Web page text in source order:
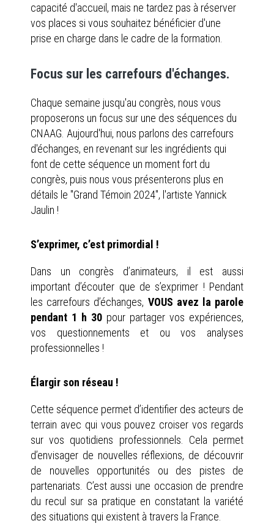
capacité d'accueil, mais ne tardez pas à réserver
vos places si vous souhaitez bénéficier d'une
prise en charge dans le cadre de la formation.
Focus sur les carrefours d'échanges.
Chaque semaine jusqu'au congrès, nous vous
proposerons un focus sur une des séquences du
CNAAG. Aujourd'hui, nous parlons des carrefours
d'échanges, en revenant sur les ingrédients qui
font de cette séquence un moment fort du
congrès, puis nous vous présenterons plus en
détails le "Grand Témoin 2024", l'artiste Yannick
Jaulin !
S’exprimer, c’est primordial !
Dans un congrès d’animateurs, il est aussi
important d’écouter que de s’exprimer ! Pendant
les carrefours d’échanges, VOUS avez la parole
pendant 1 h 30 pour partager vos expériences,
vos questionnements et ou vos analyses
professionnelles !
Élargir son réseau !
Cette séquence permet d’identifier des acteurs de
terrain avec qui vous pouvez croiser vos regards
sur vos quotidiens professionnels. Cela permet
d’envisager de nouvelles réflexions, de découvrir
de nouvelles opportunités ou des pistes de
partenariats. C’est aussi une occasion de prendre
du recul sur sa pratique en constatant la variété
des situations qui existent à travers la France.